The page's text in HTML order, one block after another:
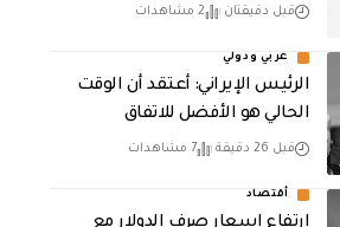
قبل دقيقتان 2 مشاهدات
عربي ودولي
الرئيس الإيراني: أعتقد أن الوقت
الحالي هو الأفضل للاتفاق
قبل 26 دقيقة 7 مشاهدات
أقتصاد
ارتفاع اسعار صرف الدولار مع